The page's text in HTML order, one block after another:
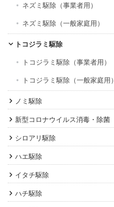
ネズミ駆除（事業者用）
ネズミ駆除（一般家庭用）
トコジラミ駆除
トコジラミ駆除（事業者用）
トコジラミ駆除（一般家庭用）
ノミ駆除
新型コロナウイルス消毒・除菌
シロアリ駆除
ハエ駆除
イタチ駆除
ハチ駆除